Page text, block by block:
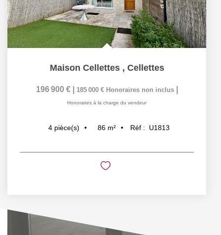
Maison Cellettes , Cellettes
196 900 € 185 000 € Honoraires non inclus
Honoraires à la charge du vendeur
4 pièce(s) 86 m² Réf : U1813